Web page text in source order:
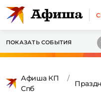
ПОКАЗАТЬ СОБЫТИЯ
Афиша КП
Спб